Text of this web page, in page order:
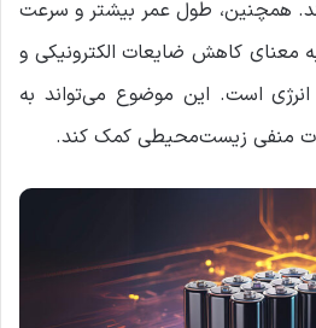
همچنین، طول عمر بیشتر و سرعت
معنای کاهش ضایعات الکترونیکی و
انرژی است. این موضوع می‌تواند به
منفی زیست‌محیطی کمک کند.